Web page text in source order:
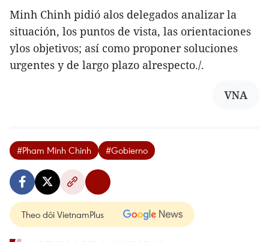
Minh Chinh pidió alos delegados analizar la
situación, los puntos de vista, las orientaciones
ylos objetivos; así como proponer soluciones
urgentes y de largo plazo alrespecto./.
VNA
#Pham Minh Chinh #Gobierno
Theo dõi VietnamPlus